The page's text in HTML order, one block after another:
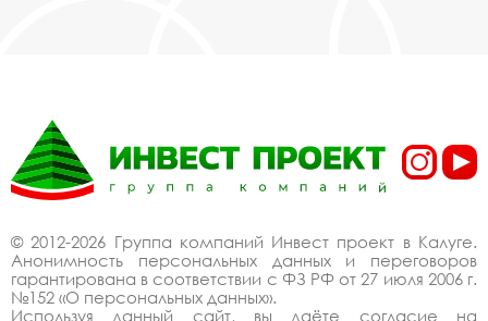
© 2012-2026 Группа компаний Инвест проект в Калуге.
Анонимность персональных данных и переговоров
гарантирована в соответствии с ФЗ РФ от 27 июля 2006 г.
№152 «О персональных данных».
Используя данный сайт, вы даёте согласие на